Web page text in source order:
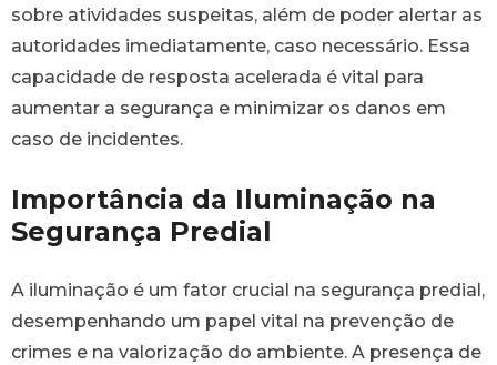
sobre atividades suspeitas, além de poder alertar as
autoridades imediatamente, caso necessário. Essa
capacidade de resposta acelerada é vital para
aumentar a segurança e minimizar os danos em
caso de incidentes.
Importância da Iluminação na
Segurança Predial
A iluminação é um fator crucial na segurança predial,
desempenhando um papel vital na prevenção de
crimes e na valorização do ambiente. A presença de